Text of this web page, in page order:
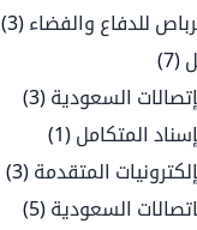
للدفاع والفضاء (3)
(7)
السعودية (3)
المتكامل (1)
المتقدمة (3)
السعودية (5)